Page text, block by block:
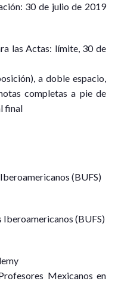
30 de julio de 2019
las Actas: límite, 30 de
a doble espacio,
completas a pie de
final
(BUFS)
(BUFS)
Mexicanos en